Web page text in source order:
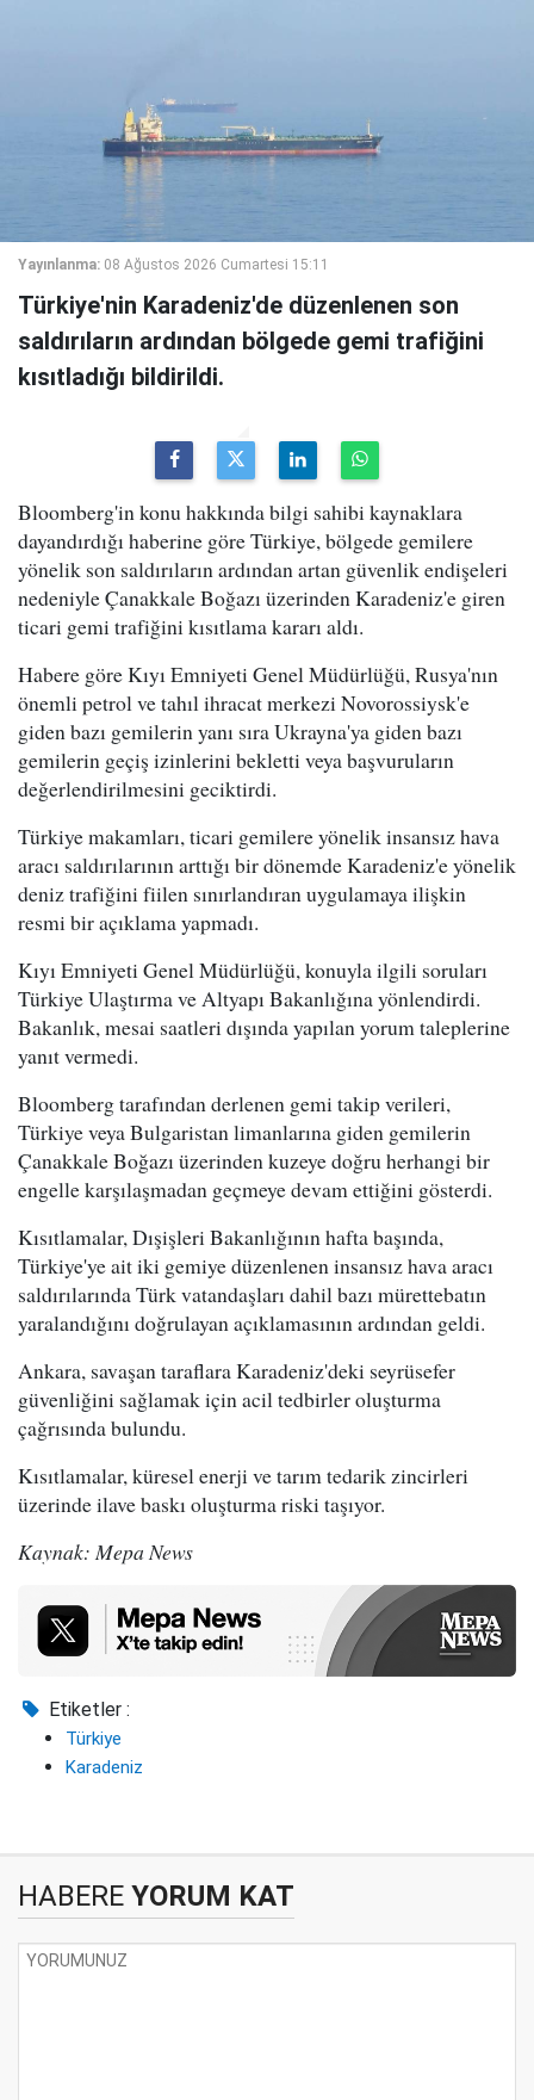
Yayınlanma: 08 Ağustos 2026 Cumartesi 15:11
Türkiye'nin Karadeniz'de düzenlenen son
saldırıların ardından bölgede gemi trafiğini
kısıtladığı bildirildi.
Bloomberg'in konu hakkında bilgi sahibi kaynaklara
dayandırdığı haberine göre Türkiye, bölgede gemilere
yönelik son saldırıların ardından artan güvenlik endişeleri
nedeniyle Çanakkale Boğazı üzerinden Karadeniz'e giren
ticari gemi trafiğini kısıtlama kararı aldı.
Habere göre Kıyı Emniyeti Genel Müdürlüğü, Rusya'nın
önemli petrol ve tahıl ihracat merkezi Novorossiysk'e
giden bazı gemilerin yanı sıra Ukrayna'ya giden bazı
gemilerin geçiş izinlerini bekletti veya başvuruların
değerlendirilmesini geciktirdi.
Türkiye makamları, ticari gemilere yönelik insansız hava
aracı saldırılarının arttığı bir dönemde Karadeniz'e yönelik
deniz trafiğini fiilen sınırlandıran uygulamaya ilişkin
resmi bir açıklama yapmadı.
Kıyı Emniyeti Genel Müdürlüğü, konuyla ilgili soruları
Türkiye Ulaştırma ve Altyapı Bakanlığına yönlendirdi.
Bakanlık, mesai saatleri dışında yapılan yorum taleplerine
yanıt vermedi.
Bloomberg tarafından derlenen gemi takip verileri,
Türkiye veya Bulgaristan limanlarına giden gemilerin
Çanakkale Boğazı üzerinden kuzeye doğru herhangi bir
engelle karşılaşmadan geçmeye devam ettiğini gösterdi.
Kısıtlamalar, Dışişleri Bakanlığının hafta başında,
Türkiye'ye ait iki gemiye düzenlenen insansız hava aracı
saldırılarında Türk vatandaşları dahil bazı mürettebatın
yaralandığını doğrulayan açıklamasının ardından geldi.
Ankara, savaşan taraflara Karadeniz'deki seyrüsefer
güvenliğini sağlamak için acil tedbirler oluşturma
çağrısında bulundu.
Kısıtlamalar, küresel enerji ve tarım tedarik zincirleri
üzerinde ilave baskı oluşturma riski taşıyor.
Kaynak: Mepa News
Etiketler :
Türkiye
Karadeniz
HABERE YORUM KAT